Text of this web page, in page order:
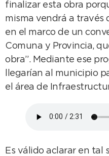
finalizar esta obra
misma vendrá a través
en el marco de un
Comuna y Provincia,
obra”. Mediante ese
llegarían al municipio
el área de
Es válido aclarar en tal